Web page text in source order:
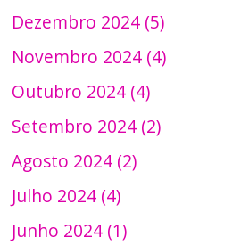
Dezembro 2024 (5)
Novembro 2024 (4)
Outubro 2024 (4)
Setembro 2024 (2)
Agosto 2024 (2)
Julho 2024 (4)
Junho 2024 (1)